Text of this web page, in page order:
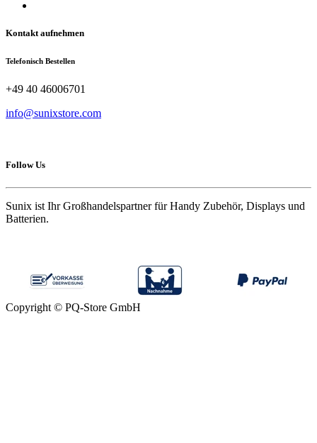
Kontakt aufnehmen
Telefonisch Bestellen
+49 40 46006701
info@sunixstore.com
Follow Us
Sunix ist Ihr Großhandelspartner für Handy Zubehör, Displays und
Batterien.
Copyright © PQ-Store GmbH